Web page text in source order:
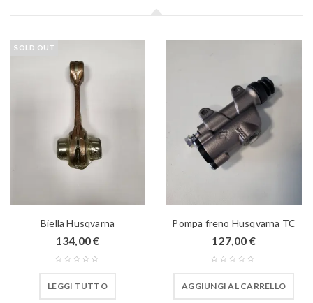
SOLD OUT
Biella Husqvarna
134,00€
LEGGI TUTTO
Pompa freno Husqvarna TC
127,00 €
AGGIUNGI AL CARRELLO